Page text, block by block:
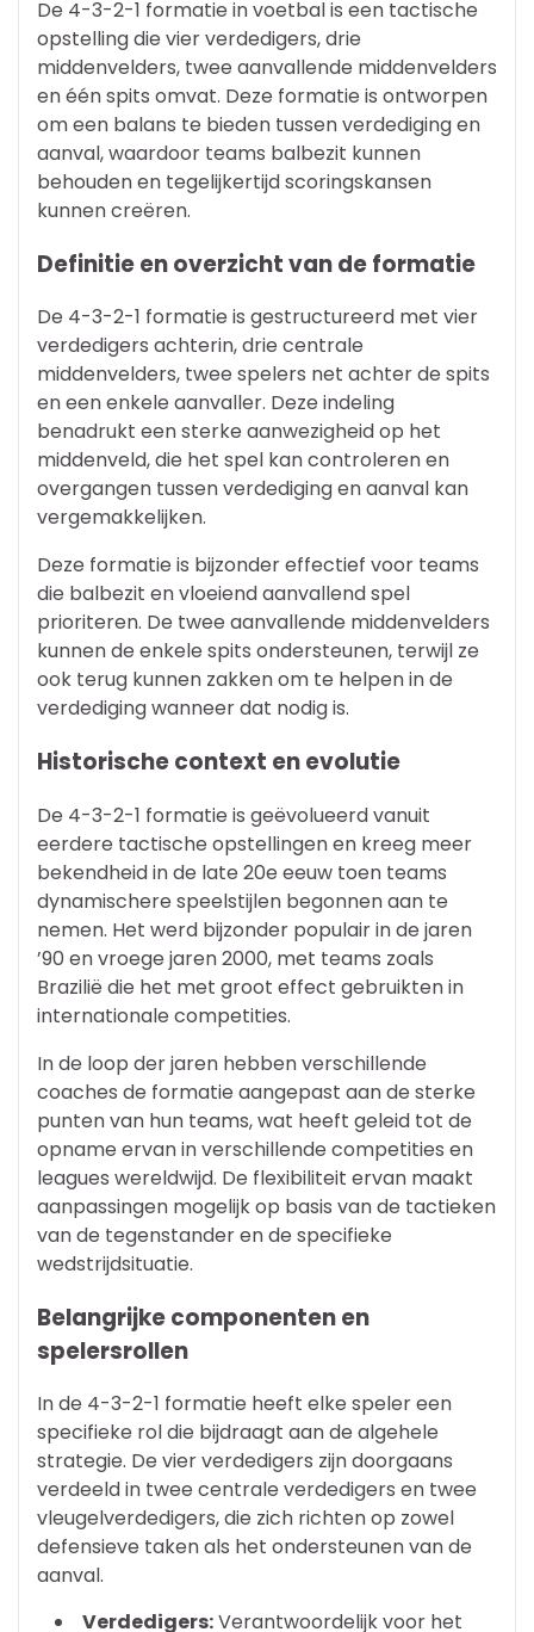
De 4-3-2-1 formatie in voetbal is een tactische
opstelling die vier verdedigers, drie
middenvelders, twee aanvallende middenvelders
en één spits omvat. Deze formatie is ontworpen
om een balans te bieden tussen verdediging en
aanval, waardoor teams balbezit kunnen
behouden en tegelijkertijd scoringskansen
kunnen creëren.
Definitie en overzicht van de formatie
De 4-3-2-1 formatie is gestructureerd met vier
verdedigers achterin, drie centrale
middenvelders, twee spelers net achter de spits
en een enkele aanvaller. Deze indeling
benadrukt een sterke aanwezigheid op het
middenveld, die het spel kan controleren en
overgangen tussen verdediging en aanval kan
vergemakkelijken.
Deze formatie is bijzonder effectief voor teams
die balbezit en vloeiend aanvallend spel
prioriteren. De twee aanvallende middenvelders
kunnen de enkele spits ondersteunen, terwijl ze
ook terug kunnen zakken om te helpen in de
verdediging wanneer dat nodig is.
Historische context en evolutie
De 4-3-2-1 formatie is geëvolueerd vanuit
eerdere tactische opstellingen en kreeg meer
bekendheid in de late 20e eeuw toen teams
dynamischere speelstijlen begonnen aan te
nemen. Het werd bijzonder populair in de jaren
’90 en vroege jaren 2000, met teams zoals
Brazilië die het met groot effect gebruikten in
internationale competities.
In de loop der jaren hebben verschillende
coaches de formatie aangepast aan de sterke
punten van hun teams, wat heeft geleid tot de
opname ervan in verschillende competities en
leagues wereldwijd. De flexibiliteit ervan maakt
aanpassingen mogelijk op basis van de tactieken
van de tegenstander en de specifieke
wedstrijdsituatie.
Belangrijke componenten en
spelersrollen
In de 4-3-2-1 formatie heeft elke speler een
specifieke rol die bijdraagt aan de algehele
strategie. De vier verdedigers zijn doorgaans
verdeeld in twee centrale verdedigers en twee
vleugelverdedigers, die zich richten op zowel
defensieve taken als het ondersteunen van de
aanval.
Verdedigers:Verantwoordelijk voor het